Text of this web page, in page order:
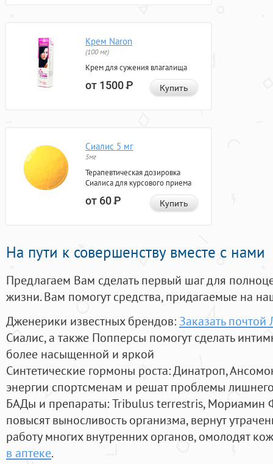
Крем Naron
(100 мг)
Крем для сужения влагалища
от 1500Р Купить
Сиалис 5 мг
5мг
Терапевтическая дозировка
Сиалиса для курсового приема
от 60Р Купить
На пути к совершенству вместе с нами
Предлагаем Вам сделать первый шаг для
жизни. Вам помогут средства, придагаемые на
Дженерики известных брендов: Заказать
Сиалис, а также Попперсы помогут сделать
более насыщенной и яркой
Синтетические гормоны роста: Динатроп,
энергии спортсменам и решат проблемы
БАДы и препараты:Tribulus terrestris, Мориамин
повысят выносливость организма, вернут
работу многих внутренних органов, омолодят
в аптеке.